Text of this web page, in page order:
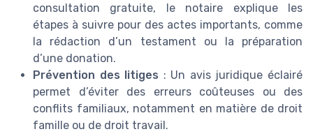
consultation gratuite, le notaire explique les
étapes à suivre pour des actes importants, comme
la rédaction d’un testament ou la préparation
d’une donation.
Prévention des litiges : Un avis juridique éclairé
permet d’éviter des erreurs coûteuses ou des
conflits familiaux, notamment en matière de droit
famille ou de droit travail.